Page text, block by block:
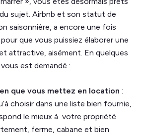
sujet. Airbnb et son statut de
saisonnière, a encore une fois
que vous puissiez élaborer une
attractive, aisément. En quelques
est demandé :
que vous mettez en location :
choisir dans une liste bien fournie,
le mieux à votre propriété
ferme, cabane et bien